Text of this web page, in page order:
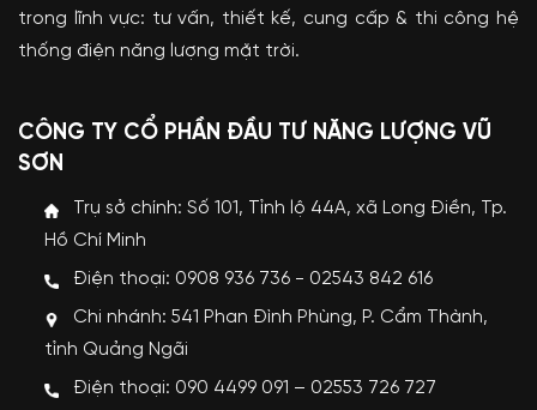
trong lĩnh vực: tư vấn, thiết kế, cung cấp & thi công hệ
thống điện năng lượng mặt trời.
CÔNG TY CỔ PHẦN ĐẦU TƯ NĂNG LƯỢNG VŨ
SƠN
Trụ sở chính: Số 101, Tỉnh lộ 44A, xã Long Điền, Tp.
Hồ Chí Minh
Điện thoại: 0908 936 736 - 02543 842 616
Chi nhánh: 541 Phan Đình Phùng, P. Cẩm Thành,
tỉnh Quảng Ngãi
Điện thoại: 090 4499 091 – 02553 726 727